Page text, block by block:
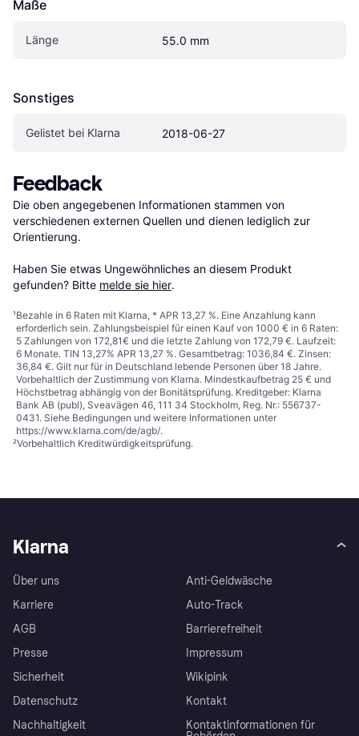
Maße
Länge 55.0 mm
Sonstiges
Gelistet bei Klarna 2018-06-27
Feedback
Die oben angegebenen Informationen stammen von
verschiedenen externen Quellen und dienen lediglich zur
Orientierung.
Haben Sie etwas Ungewöhnliches an diesem Produkt
gefunden? Bitte melde sie hier.
¹Bezahle in 6 Raten mit Klarna, * APR 13,27 %. Eine Anzahlung kann
erforderlich sein. Zahlungsbeispiel für einen Kauf von 1000 € in 6 Raten:
5 Zahlungen von 172,81€ und die letzte Zahlung von 172,79 €. Laufzeit:
6 Monate. TIN 13,27% APR 13,27 %. Gesamtbetrag: 1036,84 €. Zinsen:
36,84 €. Gilt nur für in Deutschland lebende Personen über 18 Jahre.
Vorbehaltlich der Zustimmung von Klarna. Mindestkaufbetrag 25 € und
Höchstbetrag abhängig von der Bonitätsprüfung. Kreditgeber: Klarna
Bank AB (publ), Sveavägen 46, 111 34 Stockholm, Reg. Nr.: 556737-
0431. Siehe Bedingungen und weitere Informationen unter
https://www.klarna.com/de/agb/.
²Vorbehaltlich Kreditwürdigkeitsprüfung.
Klarna
Über uns
Karriere
AGB
Presse
Sicherheit
Datenschutz
Nachhaltigkeit
Anti-Geldwäsche
Auto-Track
Barrierefreiheit
Impressum
Wikipink
Kontakt
Kontaktinformationen für